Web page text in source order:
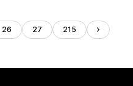
26 27 215